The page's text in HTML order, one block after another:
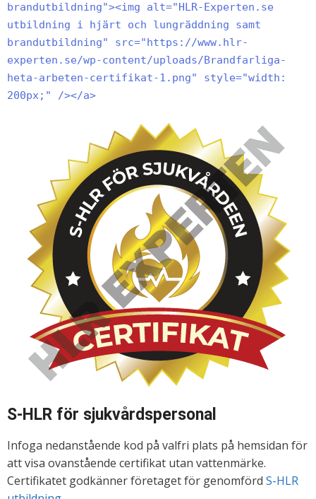
brandutbildning"><img alt="HLR-Experten.se
utbildning i hjärt och lungräddning samt
brandutbildning" src="https://www.hlr-
experten.se/wp-content/uploads/Brandfarliga-
heta-arbeten-certifikat-1.png" style="width:
200px;" /></a>
S-HLR för sjukvårdspersonal
Infoga nedanstående kod på valfri plats på hemsidan för
att visa ovanstående certifikat utan vattenmärke.
Certifikatet godkänner företaget för genomförd S-HLR